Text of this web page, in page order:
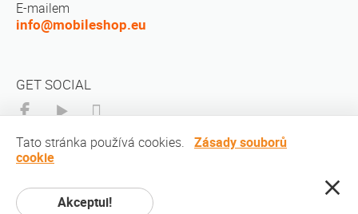
E-mailem
info@mobileshop.eu
GET SOCIAL
autorská práva © 2010-2026 MobileShop.eu. Všechna práva vyhrazena.
Všechny obrázky produktů na webu jsou majetkem společnosti
Tato stránka používá cookies. Zásady souborů
cookie
Akceptui!